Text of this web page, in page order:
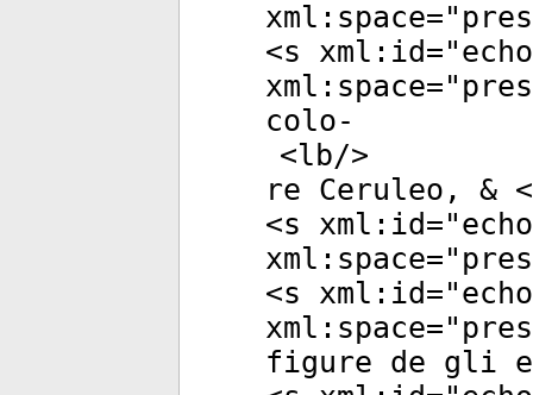
xml:space="
<s xml:id="
xml:space="
colo-
<lb/>
re Ceruleo, &
<s xml:id="
xml:space="
<s xml:id="
xml:space="
figure de gli